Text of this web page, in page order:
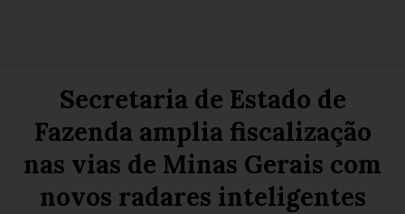
Secretaria de Estado de
Fazenda amplia fiscalização
nas vias de Minas Gerais com
novos radares inteligentes